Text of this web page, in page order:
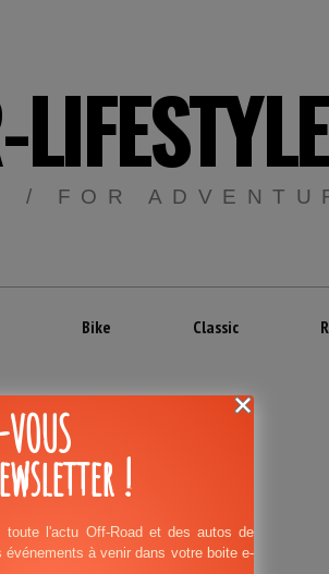
/ FOR
Bike Classic
juillet 2019
!
toute l'actu Off-Road et des autos de
à venir dans votre boite e-